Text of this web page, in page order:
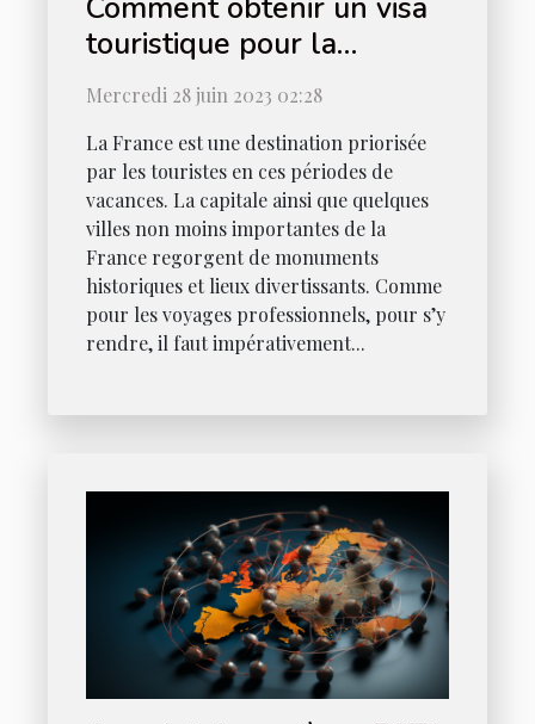
Comment obtenir un visa
touristique pour la
France ?
Mercredi 28 juin 2023 02:28
La France est une destination priorisée
par les touristes en ces périodes de
vacances. La capitale ainsi que quelques
villes non moins importantes de la
France regorgent de monuments
historiques et lieux divertissants. Comme
pour les voyages professionnels, pour s’y
rendre, il faut impérativement...